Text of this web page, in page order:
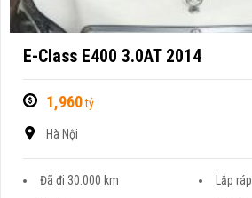
E-Class E400 3.0AT 2014
1,960tỷ
Hà Nội
Đã đi 30.000 km
Lắp